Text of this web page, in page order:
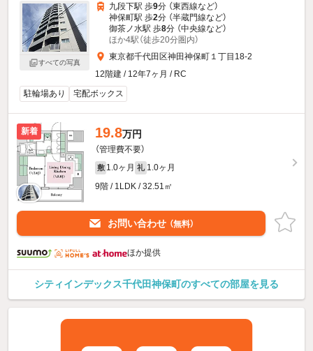
すべての写真
九段下駅 歩9分 （東西線など）
神保町駅 歩2分 （半蔵門線など）
御茶ノ水駅 歩8分 （中央線など）
ほか4駅（徒歩20分圏内）
東京都千代田区神田神保町１丁目18-2
12階建 / 12年7ヶ月 / RC
駐輪場あり
宅配ボックス
新着 19.8万円
（管理費不要）
敷 1.0ヶ月 礼 1.0ヶ月
9階 / 1LDK / 32.51㎡
お問い合わせ （無料）
ほか提供
シティインデックス千代田神保町のすべての部屋を見る